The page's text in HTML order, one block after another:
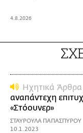
4.8.2026
Ηχητικά
αναπάντεχη
«Στόουνερ»
ΣΤΑΥΡΟΥΛΑ ΠΑΠΑΣΠΥΡΟΥ
10.1.2023